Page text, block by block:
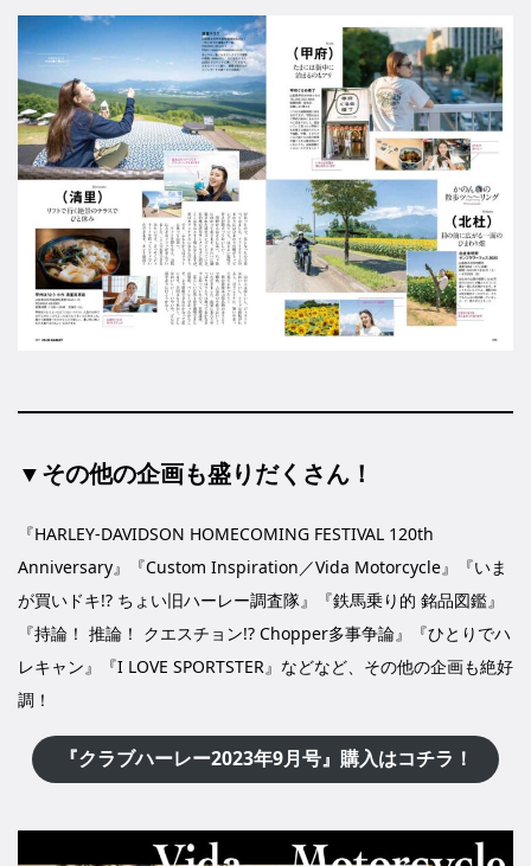
▼その他の企画も盛りだくさん！
『HARLEY-DAVIDSON HOMECOMING FESTIVAL 120th
Anniversary』『Custom Inspiration／Vida Motorcycle』『いま
が買いドキ!? ちょい旧ハーレー調査隊』『鉄馬乗り的 銘品図鑑』
『持論！ 推論！ クエスチョン!? Chopper多事争論』『ひとりでハ
レキャン』『I LOVE SPORTSTER』などなど、その他の企画も絶好
調！
『クラブハーレー2023年9月号』購入はコチラ！